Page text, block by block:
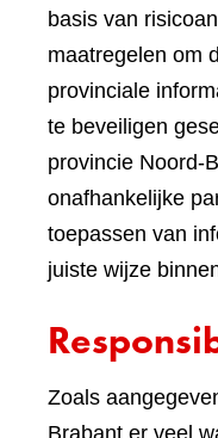
basis van
maatregelen om
provinciale
te beveiligen
provincie Noord-
onafhankelijke
toepassen van
juiste wijze
Zoals
Brabant er veel